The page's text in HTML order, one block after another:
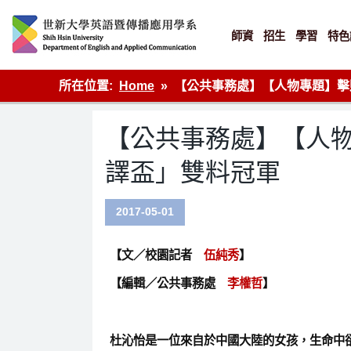
content
英語傳播
師資 招生 學習 特
所在位置: Home 【公共事務處】【人物專題】
【公共事務處】【
譯盃」雙料冠軍
2017-05-01
【文／校園記者 伍純秀】
【編輯／公共事務處 李權哲】
杜沁怡是一位來自於中國大陸的女孩，生命